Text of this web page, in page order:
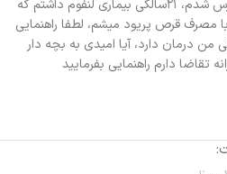
دچار یائسگی زودرس شدم، ۲۱سالگی بیماری لنفوم داشتم که
مصرف قرص پریود میشم، لطفا راهنمایی
من درمان دارد، آیا امیدی به بچه دار
تقاضا دارم راهنمایی بفرمایید